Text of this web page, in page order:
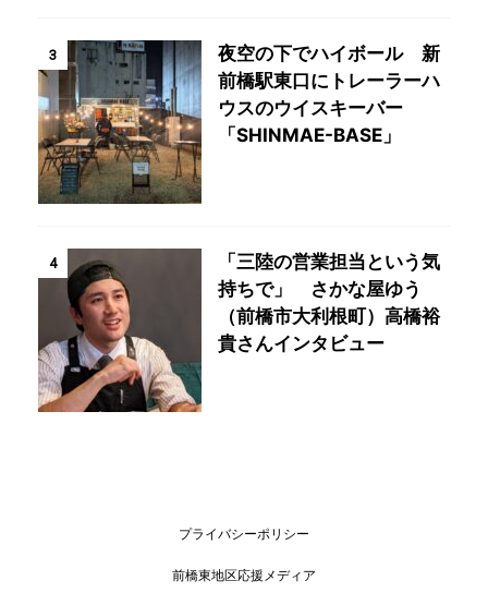
3
夜空の下でハイボール 新
前橋駅東口にトレーラーハ
ウスのウイスキーバー
「SHINMAE-BASE」
4
「三陸の営業担当という気
持ちで」 さかな屋ゆう
（前橋市大利根町）高橋裕
貴さんインタビュー
プライバシーポリシー
前橋東地区応援メディア